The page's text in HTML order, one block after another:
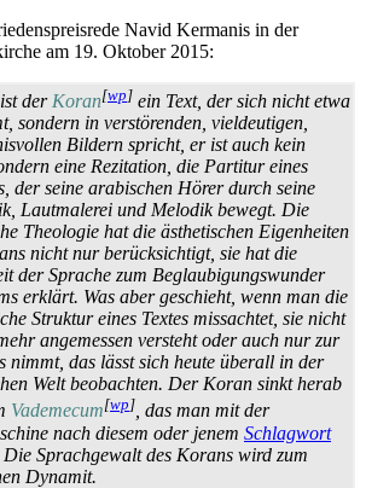
Navid Kermanis in der
am 19. Oktober 2015:
der Koran[wp] ein Text, der sich nicht etwa
sondern in verstörenden, vieldeutigen,
Bildern spricht, er ist auch kein
eine Rezitation, die Partitur eines
der seine arabischen Hörer durch seine
Lautmalerei und Melodik bewegt. Die
Theologie hat die ästhetischen Eigenheiten
nicht nur berücksichtigt, sie hat die
der Sprache zum Beglaubigungs­wunder
erklärt. Was aber geschieht, wenn man die
Struktur eines Textes missachtet, sie nicht
angemessen versteht oder auch nur zur
nimmt, das lässt sich heute überall in der
Welt beobachten. Der Koran sinkt herab
Vademecum[wp], das man mit der
nach diesem oder jenem Schlagwort
Sprachgewalt des Korans wird zum
Dynamit.